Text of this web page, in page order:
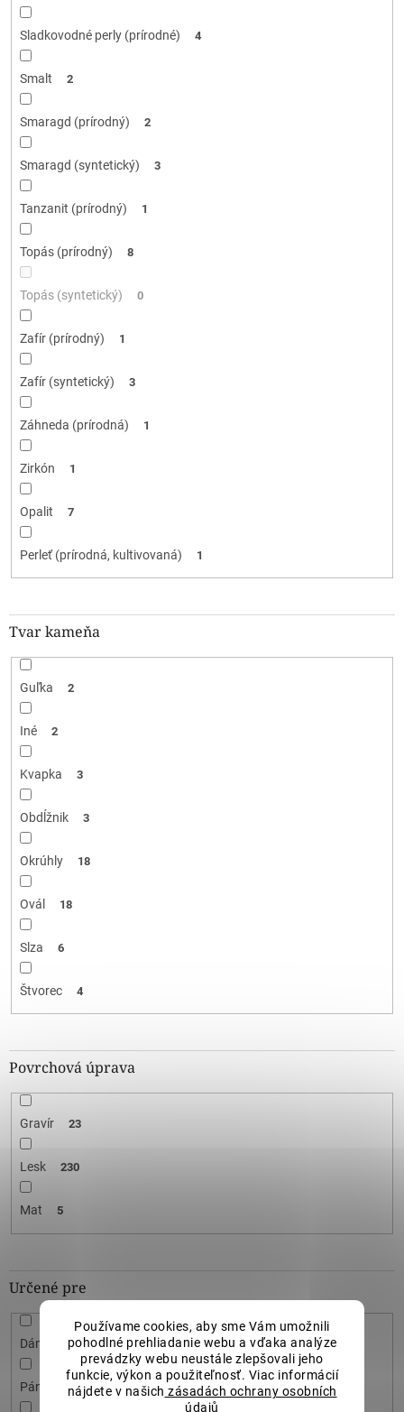
Používame cookies, aby sme Vám umožnili
pohodlné prehliadanie webu a vďaka analýze
prevádzky webu neustále zlepšovali jeho
funkcie, výkon a použiteľnosť. Viac informácií
nájdete v našich zásadách ochrany osobních
údajů
Sladkovodné perly (prírodné) 4
Smalt 2
Smaragd (prírodný) 2
Smaragd (syntetický) 3
Tanzanit (prírodný) 1
Topás (prírodný) 8
Topás (syntetický) 0
Zafír (prírodný) 1
Zafír (syntetický) 3
Záhneda (prírodná) 1
Zirkón 1
Opalit 7
Perleť (prírodná, kultivovaná) 1
Tvar kameňa
Guľka 2
Iné 2
Kvapka 3
Obdĺžnik 3
Okrúhly 18
Ovál 18
Slza 6
Štvorec 4
Povrchová úprava
Gravír 23
Lesk 230
Mat 5
Určené pre
Dámske 246
Pánske 12